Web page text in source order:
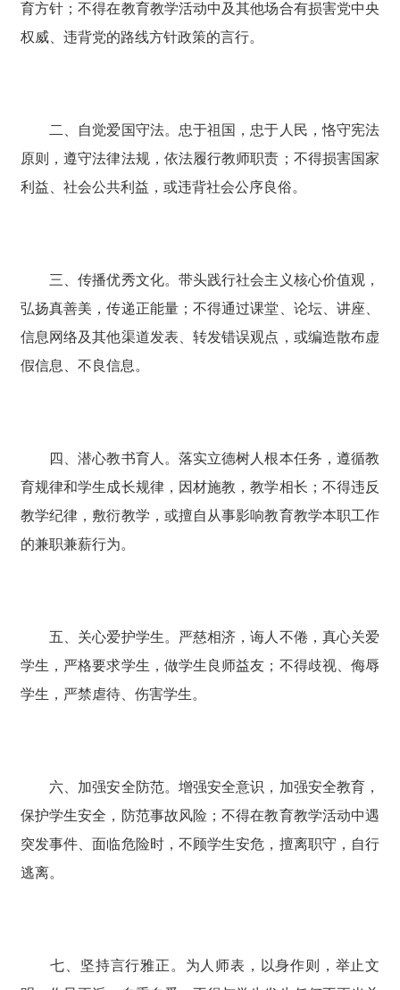
育方针；不得在教育教学活动中及其他场合有损害党中央
权威、违背党的路线方针政策的言行。
二、自觉爱国守法。忠于祖国，忠于人民，恪守宪法
原则，遵守法律法规，依法履行教师职责；不得损害国家
利益、社会公共利益，或违背社会公序良俗。
三、传播优秀文化。带头践行社会主义核心价值观，
弘扬真善美，传递正能量；不得通过课堂、论坛、讲座、
信息网络及其他渠道发表、转发错误观点，或编造散布虚
假信息、不良信息。
四、潜心教书育人。落实立德树人根本任务，遵循教
育规律和学生成长规律，因材施教，教学相长；不得违反
教学纪律，敷衍教学，或擅自从事影响教育教学本职工作
的兼职兼薪行为。
五、关心爱护学生。严慈相济，诲人不倦，真心关爱
学生，严格要求学生，做学生良师益友；不得歧视、侮辱
学生，严禁虐待、伤害学生。
六、加强安全防范。增强安全意识，加强安全教育，
保护学生安全，防范事故风险；不得在教育教学活动中遇
突发事件、面临危险时，不顾学生安危，擅离职守，自行
逃离。
七、坚持言行雅正。为人师表，以身作则，举止文